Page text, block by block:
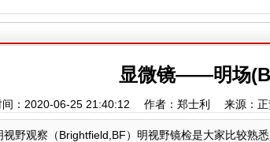
显微镜——明场
间：2020-06-25 21:40:12 作者：郑士利 来源：
视野观察（Brightfield,BF）明视野镜检是大家比较熟